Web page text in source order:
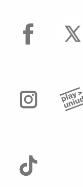
facebook